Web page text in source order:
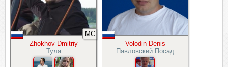
Zhokhov Dmitriy
Тула
МС
Volodin Denis
Павловский Посад